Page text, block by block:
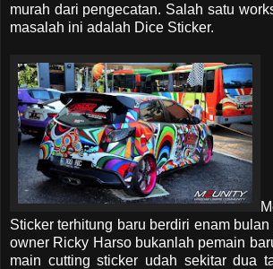
murah dari pengecatan. Salah satu
masalah ini adalah Dice Sticker.
Sticker terhitung baru berdiri enam
owner Ricky Harso bukanlah pemain
main cutting sticker udah sekitar dua